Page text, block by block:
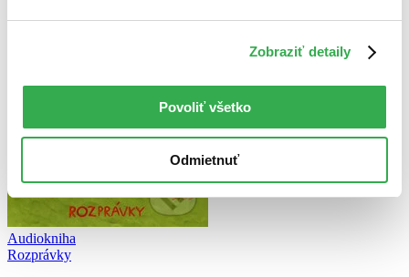
Zobraziť detaily
Povoliť všetko
Odmietnuť
Audiokniha
Rozprávky